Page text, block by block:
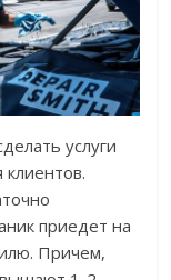
услуги
приедет на
Причем,